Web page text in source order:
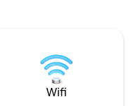
met
deur.
duiken van
Kaaimaanse
voor koppels of
zoek zijn naar
Wifi